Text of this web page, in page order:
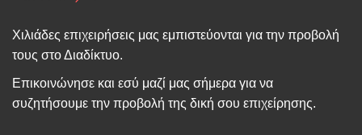
Χιλιάδες επιχειρήσεις μας εμπιστεύονται για την προβολή
τους στο Διαδίκτυο.
Επικοινώνησε και εσύ μαζί μας σήμερα για να
συζητήσουμε την προβολή της δική σου επιχείρησης.